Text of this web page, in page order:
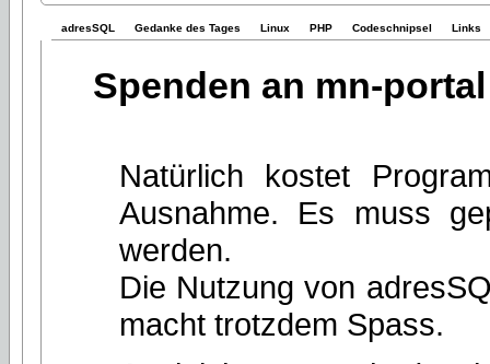
adresSQL Gedanke des Tages Linux PHP Codeschnipsel Links
Spenden an mn-portal
Natürlich kostet
Ausnahme. Es muss
werden.
Die Nutzung von
macht trotzdem Spass.